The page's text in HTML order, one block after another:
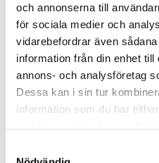
och annonserna till
för sociala medier och
vidarebefordrar även
information från din enhet
annons- och analysföretag
Dessa kan i sin tur
information som du har
TIMMERGRIP